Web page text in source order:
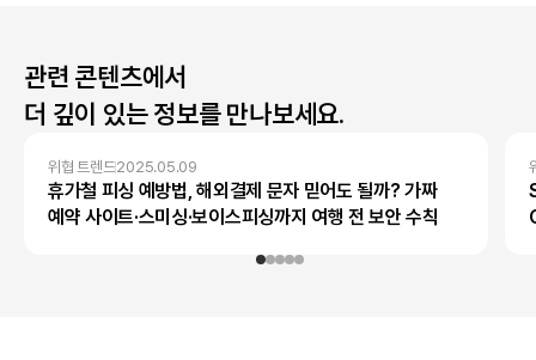
관련 콘텐츠에서
더 깊이 있는 정보를 만나보세요.
위협 트렌드2025.05.09
휴가철 피싱 예방법, 해외결제 문자 믿어도 될까? 가짜
예약 사이트·스미싱·보이스피싱까지 여행 전 보안 수칙